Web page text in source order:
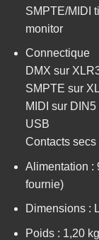
SMPTE/MIDI
monitor
Connectique
DMX sur
SMPTE sur
MIDI sur DIN5
USB
Contacts
Alimentation :
fournie)
Dimensions :
Poids : 1,20 kg